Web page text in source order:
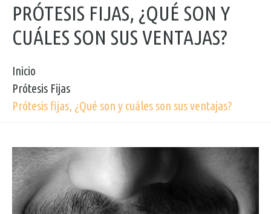
PRÓTESIS FIJAS, ¿QUÉ SON Y
CUÁLES SON SUS VENTAJAS?
Inicio
Prótesis Fijas
Prótesis fijas, ¿Qué son y cuáles son sus ventajas?